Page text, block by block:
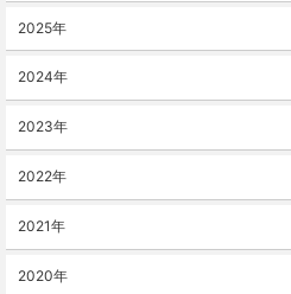
2025年
2024年
2023年
2022年
2021年
2020年